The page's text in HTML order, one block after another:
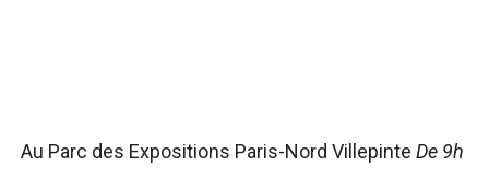
Au Parc des Expositions Paris-Nord Villepinte De 9h